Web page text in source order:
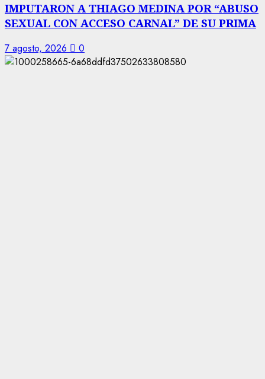
IMPUTARON A THIAGO MEDINA POR “ABUSO
SEXUAL CON ACCESO CARNAL” DE SU PRIMA
7 agosto, 2026 0